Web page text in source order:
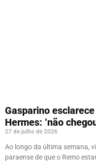
Gasparino
Hermes: ‘não
27 de julho de 2026
Ao longo da última semana,
paraense de que o Remo